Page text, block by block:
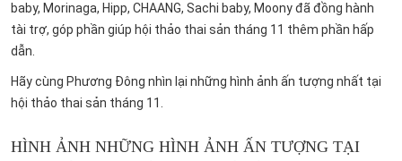
baby, Morinaga, Hipp, CHAANG, Sachi baby, Moony đã đồng hành
tài trợ, góp phần giúp hội thảo thai sản tháng 11 thêm phần hấp
dẫn.
Hãy cùng Phương Đông nhìn lại những hình ảnh ấn tượng nhất tại
hội thảo thai sản tháng 11.
HÌNH ẢNH NHỮNG HÌNH ẢNH ẤN TƯỢNG TẠI